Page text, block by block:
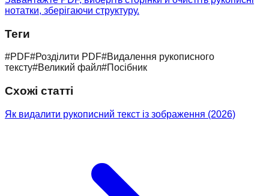
нотатки, зберігаючи структуру.
Теги
#PDF#Розділити PDF#Видалення рукописного
тексту#Великий файл#Посібник
Схожі статті
Як видалити рукописний текст із зображення (2026)